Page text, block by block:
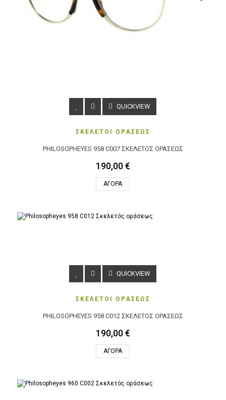
QUICKVIEW
ΣΚΕΛΕΤΟΙ ΟΡΑΣΕΩΣ
PHILOSOPHEYES 958 C007 ΣΚΕΛΕΤΌΣ ΟΡΆΣΕΩΣ
190,00 €
ΑΓΟΡΆ
QUICKVIEW
ΣΚΕΛΕΤΟΙ ΟΡΑΣΕΩΣ
PHILOSOPHEYES 958 C012 ΣΚΕΛΕΤΌΣ ΟΡΆΣΕΩΣ
190,00 €
ΑΓΟΡΆ